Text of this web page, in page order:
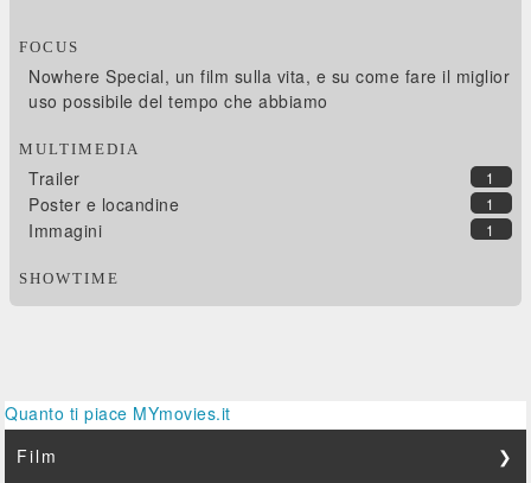
FOCUS
Nowhere Special, un film sulla vita, e su come fare il miglior
uso possibile del tempo che abbiamo
MULTIMEDIA
1
Trailer
1
Poster e locandine
1
Immagini
SHOWTIME
Quanto ti piace MYmovies.it
Film
❯